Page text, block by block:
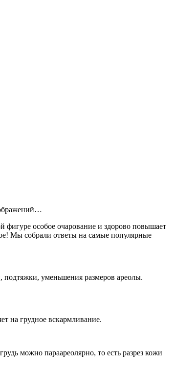
фигуре особое очарование и здорово повышает
Мы собрали ответы на самые популярные
подтяжки, уменьшения размеров ареолы.
на грудное вскармливание.
можно параареолярно, то есть разрез кожи